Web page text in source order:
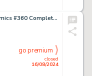
Stan Goldberg Laugh Comics #360 Complete 6-Page Story "Sitter's Jitters" Original Art (Archie, 1981). (Total: 6 Original Art)
closed
16/08/2024
go premium